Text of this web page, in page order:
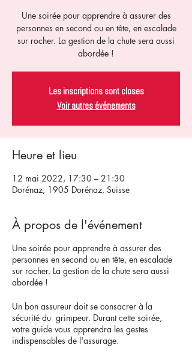
Une soirée pour apprendre à assurer des
personnes en second ou en tête, en escalade
sur rocher. La gestion de la chute sera aussi
abordée !
Les inscriptions sont closes
Voir autres événements
Heure et lieu
12 mai 2022, 17:30 – 21:30
Dorénaz, 1905 Dorénaz, Suisse
À propos de l'événement
Une soirée pour apprendre à assurer des
personnes en second ou en tête, en escalade
sur rocher. La gestion de la chute sera aussi
abordée !
Un bon assureur doit se consacrer à la
sécurité du grimpeur. Durant cette soirée,
votre guide vous apprendra les gestes
indispensables de l'assurage.